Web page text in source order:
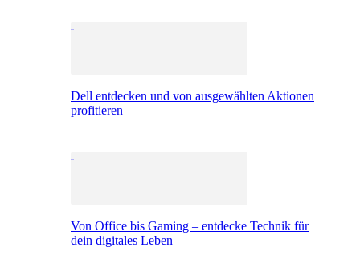
Dell entdecken und von ausgewählten Aktionen
profitieren
Von Office bis Gaming – entdecke Technik für
dein digitales Leben